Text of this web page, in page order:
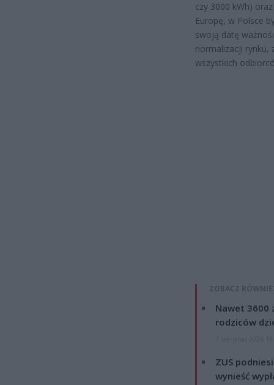
czy 3000 kWh)
Europę, w Polsce
swoją datę
normalizacji rynku,
wszystkich
ZOBACZ
Nawet 3600
rodziców
ZUS
wynieść